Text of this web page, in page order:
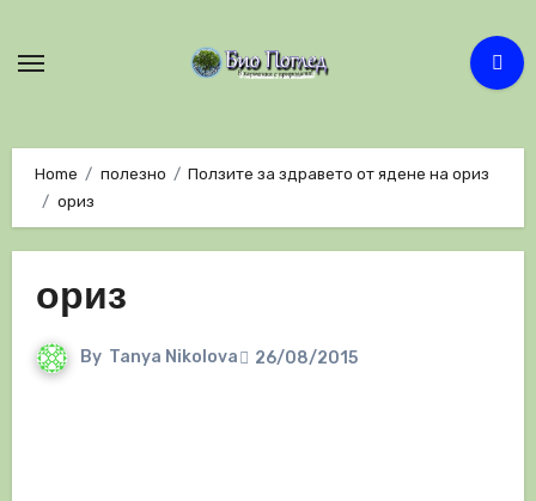
Home полезно
Ползите за здравето от ядене на ориз
ориз
ориз
By Tanya Nikolova 26/08/2015